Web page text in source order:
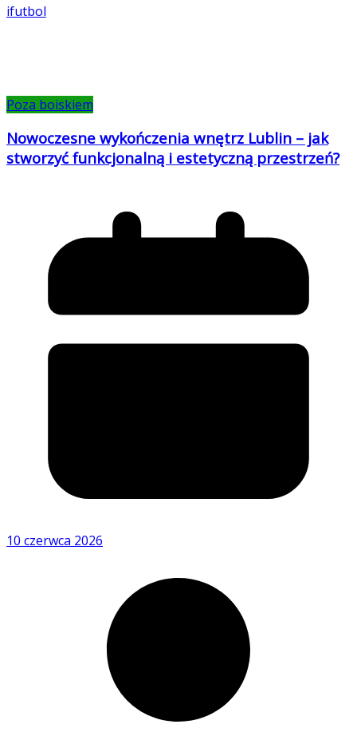
ifutbol
Poza boiskiem
Nowoczesne wykończenia wnętrz Lublin – jak
stworzyć funkcjonalną i estetyczną przestrzeń?
10 czerwca 2026